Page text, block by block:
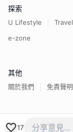
17
探索
U Lifestyle Travel
e-zone
其他
關於我們 免責聲明
香港經濟日報版權所有©